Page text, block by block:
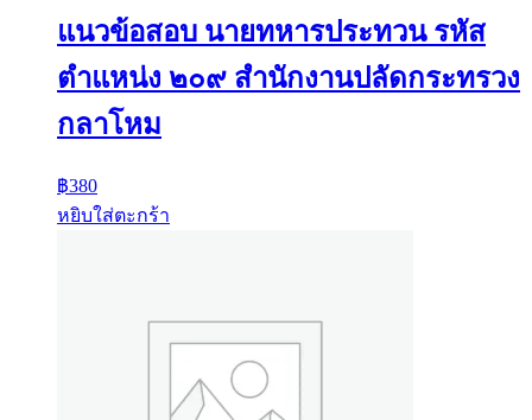
แนวข้อสอบ นายทหารประทวน รหัส
ตำแหน่ง ๒๐๙ สำนักงานปลัดกระทรวง
กลาโหม
฿380
หยิบใส่ตะกร้า